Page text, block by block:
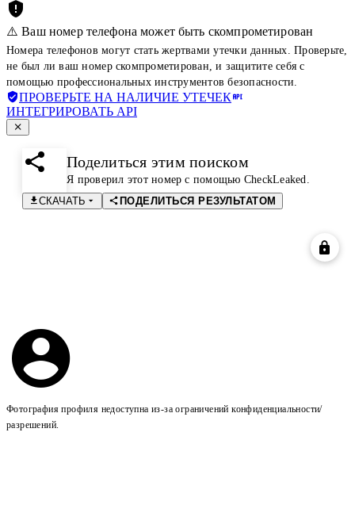
⚠️ Ваш номер телефона может быть скомпрометирован
Номера телефонов могут стать жертвами утечки данных. Проверьте,
не был ли ваш номер скомпрометирован, и защитите себя с
помощью профессиональных инструментов безопасности.
ПРОВЕРЬТЕ НА НАЛИЧИЕ УТЕЧЕК
ИНТЕГРИРОВАТЬ API
Поделиться этим поиском
Я проверил этот номер с помощью CheckLeaked.
СКАЧАТЬ
ПОДЕЛИТЬСЯ РЕЗУЛЬТАТОМ
Фотография профиля недоступна из-за ограничений конфиденциальности/
разрешений.